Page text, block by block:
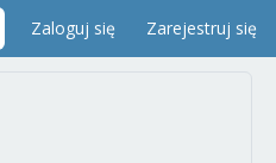
Zaloguj się Zarejestruj się